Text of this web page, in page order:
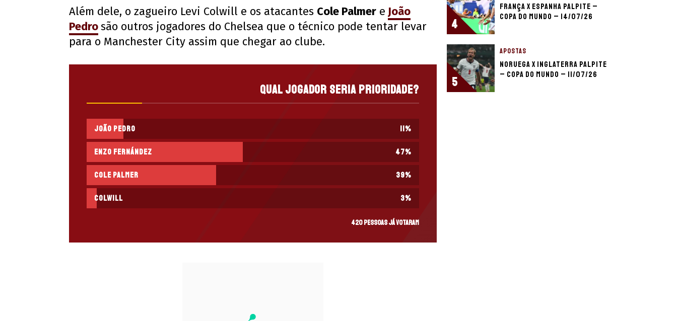
Além dele, o zagueiro Levi Colwill e os atacantes Cole Palmer e João
Pedrosão outros jogadores do Chelsea que o técnico pode tentar levar
para o Manchester City assim que chegar ao clube.
Qual jogador seria prioridade?
João Pedro 11%
Enzo Fernández 47%
Cole Palmer 39%
Colwill 3%
420 pessoas já votaram
4
França x Espanha palpite –
Copa do Mundo – 14/07/26
5
APOSTAS
Noruega x Inglaterra palpite
– Copa do Mundo – 11/07/26